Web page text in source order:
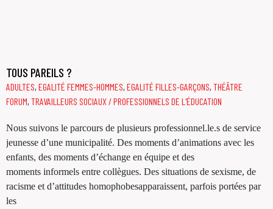
TOUS PAREILS ?
ADULTES, EGALITÉ FEMMES-HOMMES, EGALITÉ FILLES-GARÇONS, THÉÂTRE
FORUM, TRAVAILLEURS SOCIAUX / PROFESSIONNELS DE L'ÉDUCATION
Nous suivons le parcours de plusieurs professionnel.le.s de service
jeunesse d’une municipalité. Des moments d’animations avec les
enfants, des moments d’échange en équipe et des
moments informels entre collègues. Des situations de sexisme, de
racisme et d’attitudes homophobesapparaissent, parfois portées par
les